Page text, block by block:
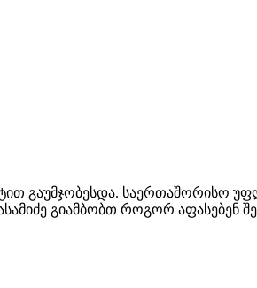
გაუმჯობესდა. საერთაშორისო
გიამბობთ როგორ აფასებენ